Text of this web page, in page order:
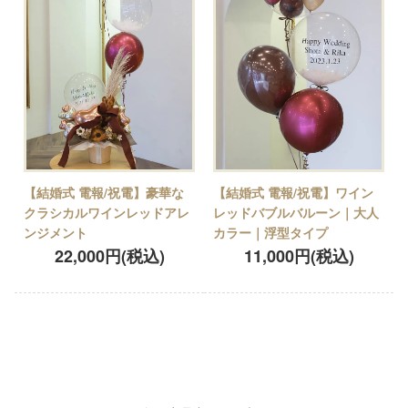
【結婚式 電報/祝電】豪華な
クラシカルワインレッドアレ
ンジメント
22,000円(税込)
【結婚式 電報/祝電】ワイン
レッドバブルバルーン｜大人
カラー｜浮型タイプ
11,000円(税込)